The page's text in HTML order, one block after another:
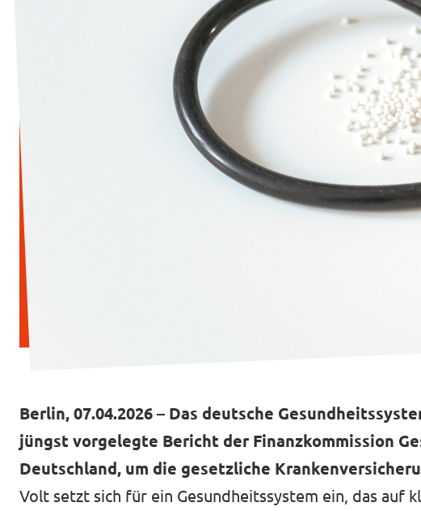
Transparenz
Datenschutz
Impressum
Berlin, 07.04.2026 – Das deutsche
jüngst vorgelegte Bericht der Finanzkommission
Deutschland, um die gesetzliche
Volt setzt sich für ein Gesundheitssystem ein, das auf